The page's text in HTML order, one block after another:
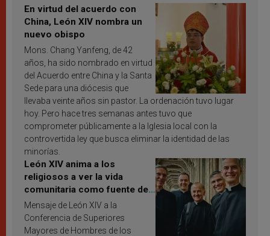
En virtud del acuerdo con
China, León XIV nombra un
nuevo obispo
Mons. Chang Yanfeng, de 42
años, ha sido nombrado en virtud
del Acuerdo entre China y la Santa
Sede para una diócesis que
llevaba veinte años sin pastor. La ordenación tuvo lugar
hoy. Pero hace tres semanas antes tuvo que
comprometer públicamente a la Iglesia local con la
controvertida ley que busca eliminar la identidad de las
minorías.
León XIV anima a los
religiosos a ver la vida
comunitaria como fuente de
inspiración y santificación
Mensaje de León XIV a la
Conferencia de Superiores
Mayores de Hombres de los